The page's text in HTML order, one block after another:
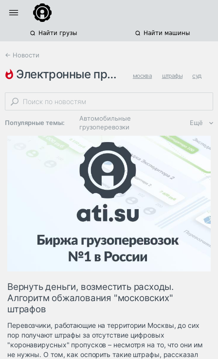
Найти грузы Найти машины
← Новости
электронные пропуска москва штрафы суд
Популярные темы:
Автомобильные
грузоперевозки
Региональная
логистика
ЭДО, ИТ в
логистике
Дороги,
инфраструктура
Логистика, грузы
Негабаритные и
опасные грузы
Безопасность и
Таможня и ВЭД
терминалы
Коммерческий
транспорт
Ещё
Вернуть деньги, возместить расходы.
Алгоритм обжалования "московских"
штрафов
Перевозчики, работающие на территории Москвы, до сих
пор получают штрафы за отсутствие цифровых
"коронавирусных" пропусков – несмотря на то, что они им
не нужны. О том, как оспорить такие штрафы, рассказал